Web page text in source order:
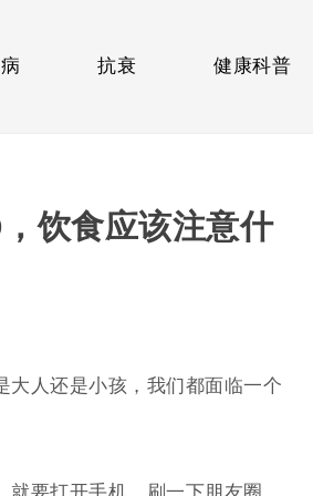
抗衰 健康科普
饮食应该注意什
大人还是小孩，我们都面临一个